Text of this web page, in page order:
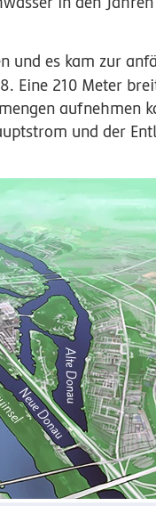
und es kam zur
Eine 210 Meter
aufnehmen
und der